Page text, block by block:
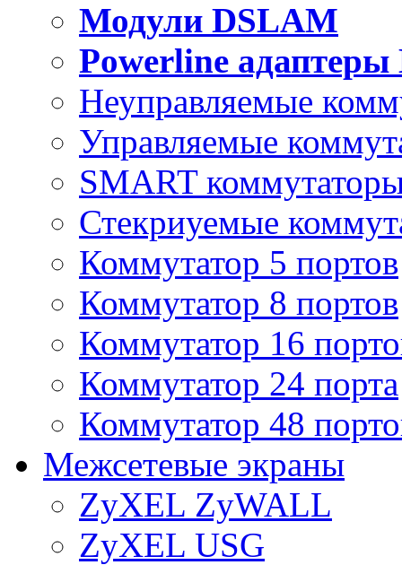
Модули DSLAM
Powerline адаптеры
Неуправляемые
Управляемые
SMART
Стекриуемые
Коммутатор 5 портов
Коммутатор 8 портов
Коммутатор 16
Коммутатор 24 порта
Коммутатор 48
Межсетевые экраны
ZyXEL ZyWALL
ZyXEL USG